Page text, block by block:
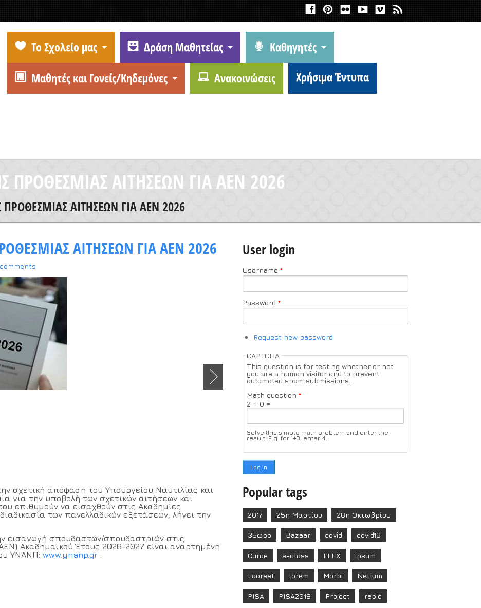
Το Σχολείο μας Δράση Μαθητείας
Καθηγητές
Μαθητές και Γονείς/Κηδεμόνες
Ανακοινώσεις Χρήσιμα Έντυπα
ΠΡΟΘΕΣΜΙΑΣ ΑΙΤΗΣΕΩΝ ΓΙΑ ΑΕΝ 2026
ΑΙΤΗΣΕΩΝ ΓΙΑ ΑΕΝ 2026
ΑΙΤΗΣΕΩΝ ΓΙΑ ΑΕΝ 2026
σχετική απόφαση του Υπουργείου Ναυτιλίας και
για την υποβολή των σχετικών αιτήσεων και
επιθυμούν να εισαχθούν στις Ακαδημίες
των πανελλαδικών εξετάσεων, λήγει την
εισαγωγή σπουδαστών/σπουδαστριών στις
Ακαδημαϊκού Έτους 2026-2027 είναι αναρτημένη
ΥΝΑΝΠ: www.ynanp.gr
User login
Username*
Password*
Request new password
CAPTCHA
This question is for testing whether or not
you are a human visitor and to prevent
automated spam submissions.
Math question*
2 + 0 =
Solve this simple math problem and enter the
result. E.g. for 1+3, enter 4.
Popular tags
2017 25η Μαρτίου 28η Οκτωβρίου
35ωρο Bazaar covid covid19
Curae e-class FLEX ipsum
Laoreet lorem Morbi Nellum
PISA PISA2018 Project rapid